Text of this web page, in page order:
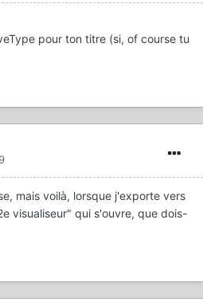
pour ton titre (si, of course tu
mais voilà, lorsque j'exporte vers
visualiseur" qui s'ouvre, que dois-